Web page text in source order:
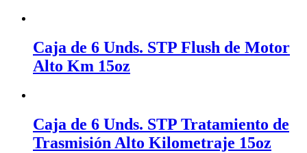
Caja de 6 Unds. STP Flush de Motor
Alto Km 15oz
Caja de 6 Unds. STP Tratamiento de
Trasmisión Alto Kilometraje 15oz